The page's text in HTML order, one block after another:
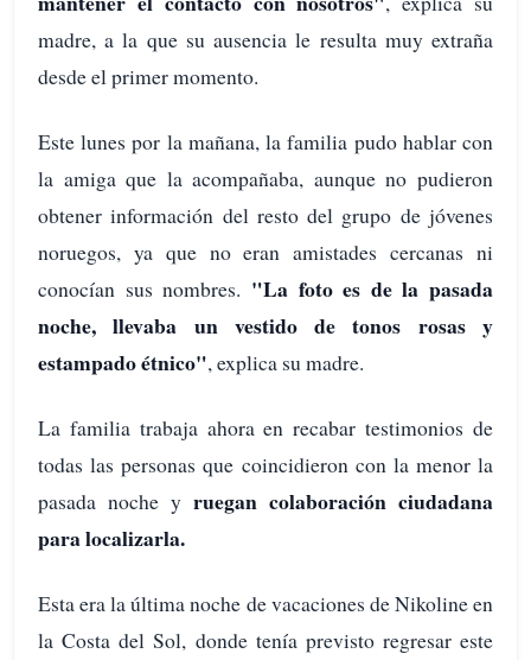
madre, a la que su ausencia le resulta muy extraña
desde el primer momento.
Este lunes por la mañana, la familia pudo hablar con
la amiga que la acompañaba, aunque no pudieron
obtener información del resto del grupo de jóvenes
noruegos, ya que no eran amistades cercanas ni
conocían sus nombres. "La foto es de la pasada
noche, llevaba un vestido de tonos rosas y
estampado étnico", explica su madre.
La familia trabaja ahora en recabar testimonios de
todas las personas que coincidieron con la menor la
pasada noche y ruegan colaboración ciudadana
para localizarla.
Esta era la última noche de vacaciones de Nikoline en
la Costa del Sol, donde tenía previsto regresar este